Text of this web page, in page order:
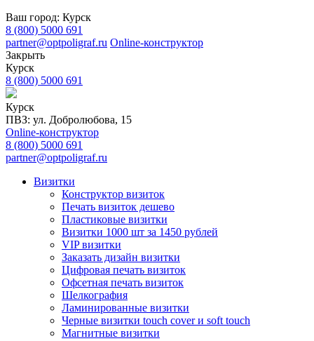
Ваш город: Курск
8 (800) 5000 691
partner@optpoligraf.ru Online-конструктор
Закрыть
Курск
8 (800) 5000 691
Курск
ПВЗ: ул. Добролюбова, 15
Online-конструктор
8 (800) 5000 691
partner@optpoligraf.ru
Визитки
Конструктор визиток
Печать визиток дешево
Пластиковые визитки
Визитки 1000 шт за 1450 рублей
VIP визитки
Заказать дизайн визитки
Цифровая печать визиток
Офсетная печать визиток
Шелкография
Ламинированные визитки
Черные визитки touch cover и soft touch
Магнитные визитки